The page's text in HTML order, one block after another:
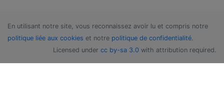
En utilisant notre site, vous reconnaissez avoir lu et compris notre
politique liée aux cookies et notre politique de confidentialité.
Licensed under cc by-sa 3.0 with attribution required.